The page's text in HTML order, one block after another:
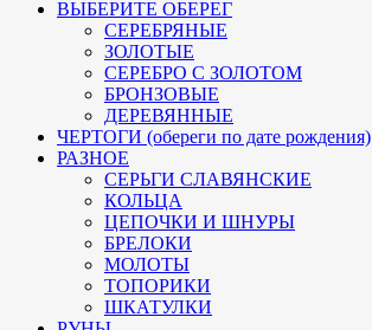
ВЫБЕРИТЕ ОБЕРЕГ
СЕРЕБРЯНЫЕ
ЗОЛОТЫЕ
СЕРЕБРО С ЗОЛОТОМ
БРОНЗОВЫЕ
ДЕРЕВЯННЫЕ
ЧЕРТОГИ (обереги по дате рождения)
РАЗНОЕ
СЕРЬГИ СЛАВЯНСКИЕ
КОЛЬЦА
ЦЕПОЧКИ И ШНУРЫ
БРЕЛОКИ
МОЛОТЫ
ТОПОРИКИ
ШКАТУЛКИ